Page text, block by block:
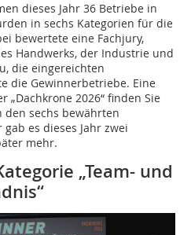
dieses Jahr 36 Betriebe in
in sechs Kategorien für die
bewertete eine Fachjury,
Handwerks, der Industrie und
die eingereichten
die Gewinnerbetriebe. Eine
„Dachkrone 2026“ finden Sie
sechs bewährten
es dieses Jahr zwei
mehr.
„Team- und